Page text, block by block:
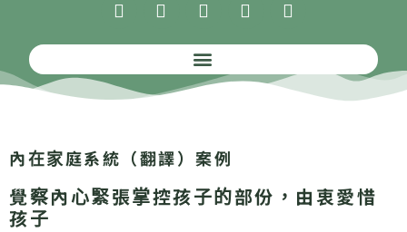
內在家庭系統（翻譯）案例
覺察內心緊張掌控孩子的部份，由衷愛惜
孩子